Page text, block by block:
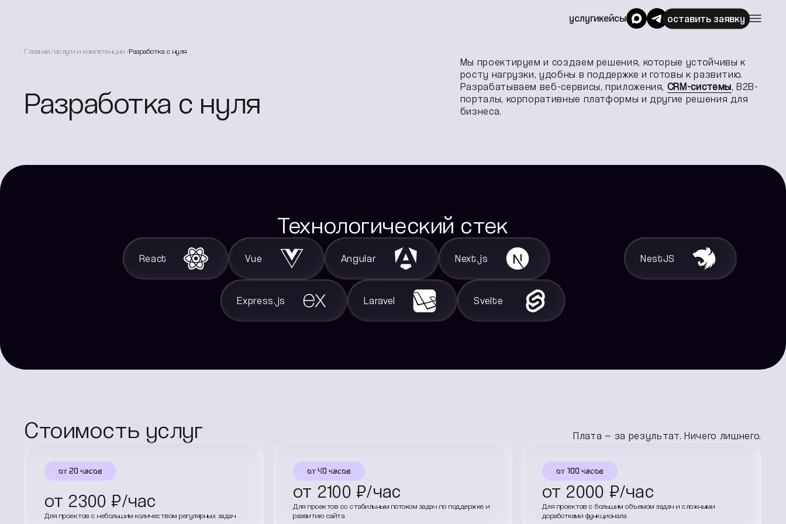
услугикейсы оставить заявку
Главная Услуги и компетенции Разработка с нуля
Разработка с нуля
Мы проектируем и создаем решения, которые устойчивы к
росту нагрузки, удобны в поддержке и готовы к развитию.
Разрабатываем веб-сервисы, приложения, CRM-системы, B2B-
порталы, корпоративные платформы и другие решения для
бизнеса.
Технологический стек
React Vue Angular Next.js NestJS
Express.js Laravel Svelte
Стоимость услуг Плата — за результат. Ничего лишнего.
от 20 часов
от 2300 ₽/час
Для проектов с небольшим количеством регулярных задач
от 40 часов
от 2100 ₽/час
Для проектов со стабильным потоком задач по поддержке и
развитию сайта
от 100 часов
от 2000 ₽/час
Для проектов с большим объемом задач и сложными
доработками функционала